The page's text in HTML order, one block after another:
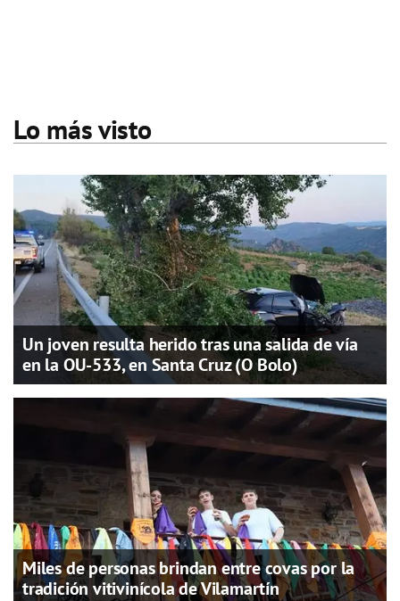
Lo más visto
Un joven resulta herido tras una salida de vía
en la OU-533, en Santa Cruz (O Bolo)
Miles de personas brindan entre covas por la
tradición vitivinícola de Vilamartín